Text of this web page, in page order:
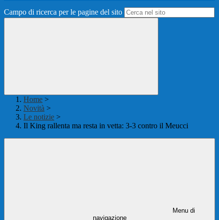
Campo di ricerca per le pagine del sito
Home >
Novità >
Le notizie >
Il King rallenta ma resta in vetta: 3-3 contro il Meucci
Menu di
navigazione